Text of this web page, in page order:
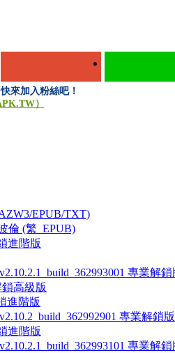
來加入粉絲吧！
）
EPUB/TXT)
倫 (繁_EPUB)
進階版
專業解鎖
鎖高級版
進階版
專業解鎖版
進階版
專業解鎖